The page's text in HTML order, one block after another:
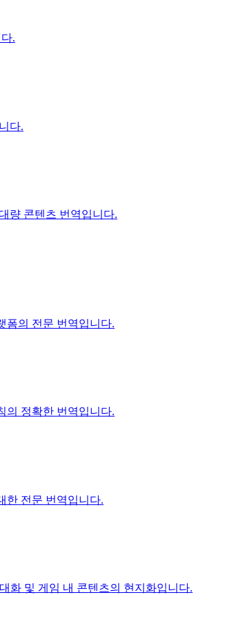
.
다.
량 콘텐츠 번역입니다.
폼의 전문 번역입니다.
의 정확한 번역입니다.
한 전문 번역입니다.
화 및 게임 내 콘텐츠의 현지화입니다.